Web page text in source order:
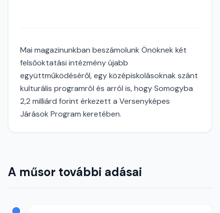
Mai magazinunkban beszámolunk Önöknek két
felsőoktatási intézmény újabb
együttműködéséről, egy középiskolásoknak szánt
kulturális programról és arról is, hogy Somogyba
2,2 milliárd forint érkezett a Versenyképes
Járások Program keretében.
A műsor további adásai